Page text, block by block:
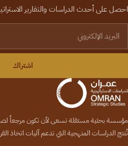
احصل على أحدث الدراسات والتقارير
اشتراك
مؤسسة بحثية مستقلة تسعى لأن تكون مرجعاً
تُنتج الدراسات المنهجية التي تدعم آليات اتخاذ